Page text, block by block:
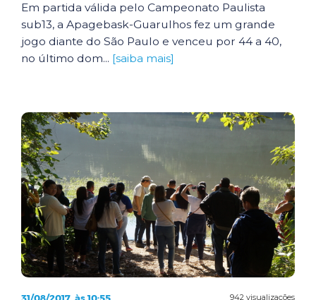
Em partida válida pelo Campeonato Paulista
sub13, a Apagebask-Guarulhos fez um grande
jogo diante do São Paulo e venceu por 44 a 40,
no último dom... [saiba mais]
942 visualizações
31/08/2017, às 10:55